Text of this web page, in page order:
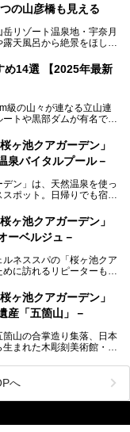
の山彦橋も見える
リゾート温泉地・宇奈月
天風呂から絶景をほしい
。
室、ビュッフェ式の食事
自然に癒されたいと思う
景色も絵になりますよ。
メント株式会社【PR】
のはのPR記事です。
め14選 【2025年最新
級の山々が連なる立山連
トや黒部ダムが有名で
ん！
も2時間ほどでアクセス
も出かけたくなる施設が
ヶ池クアガーデン」
バイタルプール－
ン」は、天然温泉を使っ
ポット。日帰りでも宿泊
しく健康に。
然温泉バイタルプールと
ヶ池クアガーデン」
ーベルジュ－
ネススパの「桜ヶ池クア
に訪れるリピーターも多
土日はその両方がランチ
ルのスイーツも評判で
泊して、食を満喫してき
ヶ池クアガーデン」
「五箇山」－
山の合掌造り集落、日本
まれた木彫刻美術館・井
光スポットがたくさんあ
＆温泉ウェルネススパ
、歴史の旅にお出かけし
へ